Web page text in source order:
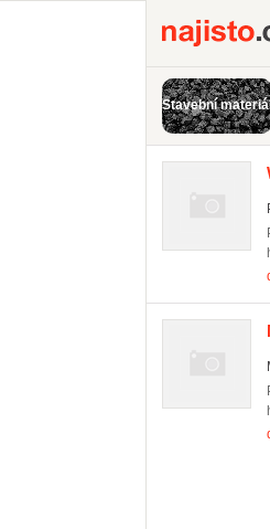
Stavební